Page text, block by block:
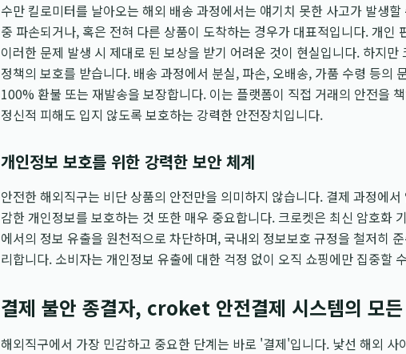
수만 킬로미터를 날아오는 해외 배송 과정에서는 얘기치 못한 사고가 발생
중 파손되거나, 혹은 전혀 다른 상품이 도착하는 경우가 대표적입니다. 개인
이러한 문제 발생 시 제대로 된 보상을 받기 어려운 것이 현실입니다. 하지
정책의 보호를 받습니다. 배송 과정에서 분실, 파손, 오배송, 가품 수령 등의
100% 환불 또는 재발송을 보장합니다. 이는 플랫폼이 직접 거래의 안전을
정신적 피해도 입지 않도록 보호하는 강력한 안전장치입니다.
개인정보 보호를 위한 강력한 보안 체계
안전한 해외직구는 비단 상품의 안전만을 의미하지 않습니다. 결제 과정에
감한 개인정보를 보호하는 것 또한 매우 중요합니다. 크로켓은 최신 암호화
에서의 정보 유출을 원천적으로 차단하며, 국내외 정보보호 규정을 철저히
리합니다. 소비자는 개인정보 유출에 대한 걱정 없이 오직 쇼핑에만 집중할
결제 불안 종결자, croket 안전결제 시스템의 모
해외직구에서 가장 민감하고 중요한 단계는 바로 '결제'입니다. 낯선 해외